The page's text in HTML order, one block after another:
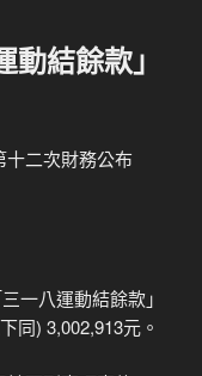
結餘款」
二次財務公布
一八運動結餘款」
同) 3,002,913元。